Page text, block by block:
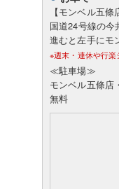
【モンベル五條
国道24号線の
進むと左手にモ
※週末・連休や行
≪駐車場≫
モンベル五條店
無料